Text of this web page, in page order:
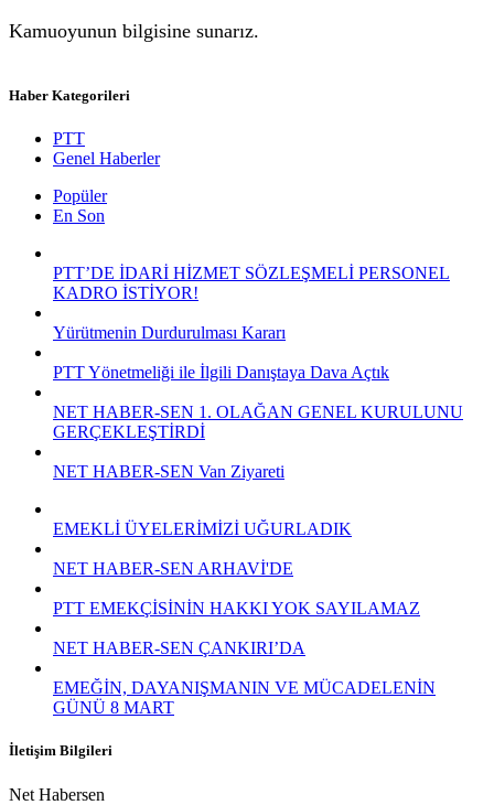
Kamuoyunun bilgisine sunarız.
Haber Kategorileri
PTT
Genel Haberler
Popüler
En Son
PTT’DE İDARİ HİZMET SÖZLEŞMELİ PERSONEL
KADRO İSTİYOR!
Yürütmenin Durdurulması Kararı
PTT Yönetmeliği ile İlgili Danıştaya Dava Açtık
NET HABER-SEN 1. OLAĞAN GENEL KURULUNU
GERÇEKLEŞTİRDİ
NET HABER-SEN Van Ziyareti
EMEKLİ ÜYELERİMİZİ UĞURLADIK
NET HABER-SEN ARHAVİ'DE
PTT EMEKÇİSİNİN HAKKI YOK SAYILAMAZ
NET HABER-SEN ÇANKIRI’DA
EMEĞİN, DAYANIŞMANIN VE MÜCADELENİN
GÜNÜ 8 MART
İletişim Bilgileri
Net Habersen